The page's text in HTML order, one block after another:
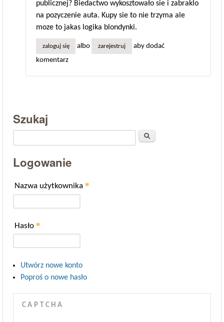
publicznej? Biedactwo wykosztowało sie i zabraklo
na pozyczenie auta. Kupy sie to nie trzyma ale
moze to jakas logika blondynki.
zaloguj się albo zarejestruj
aby dodać
komentarz
Szukaj
Logowanie
Nazwa użytkownika *
Hasło *
Utwórz nowe konto
Poproś o nowe hasło
CAPTCHA